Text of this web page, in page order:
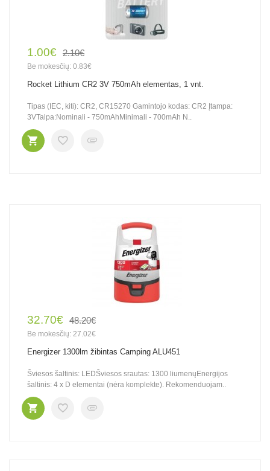
1.00€ 2.10€
Be mokesčių: 0.83€
Rocket Lithium CR2 3V 750mAh elementas, 1 vnt.
Tipas (IEC, kiti): CR2, CR15270 Gamintojo kodas: CR2 Įtampa:
3VTalpa:Nominali - 750mAhMinimali - 700mAh N..
32.70€ 48.20€
Be mokesčių: 27.02€
Energizer 1300lm žibintas Camping ALU451
Šviesos šaltinis: LEDŠviesos srautas: 1300 liumenųEnergijos
šaltinis: 4 x D elementai (nėra komplekte). Rekomenduojam..